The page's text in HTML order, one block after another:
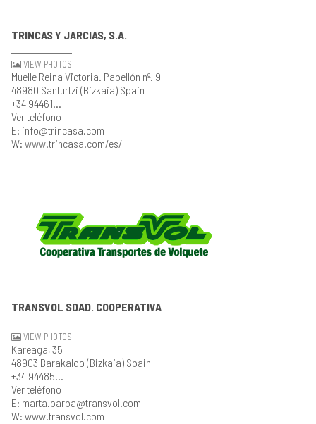
TRINCAS Y JARCIAS, S.A.
VIEW PHOTOS
Muelle Reina Victoria. Pabellón nº. 9
48980 Santurtzi (Bizkaia) Spain
+34 94461...
Ver teléfono
E: info@trincasa.com
W: www.trincasa.com/es/
TRANSVOL SDAD. COOPERATIVA
VIEW PHOTOS
Kareaga, 35
48903 Barakaldo (Bizkaia) Spain
+34 94485...
Ver teléfono
E: marta.barba@transvol.com
W: www.transvol.com